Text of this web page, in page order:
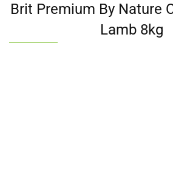
Brit Premium By Nature
Lamb 8kg